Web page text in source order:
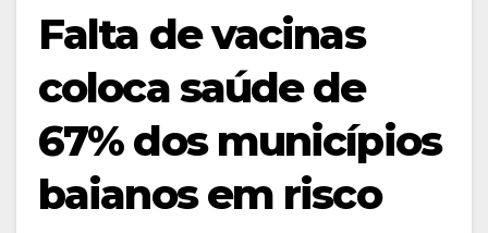
Falta de vacinas
coloca saúde de
67% dos municípios
baianos em risco